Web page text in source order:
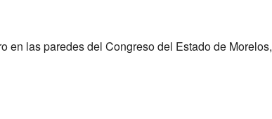
en las paredes del Congreso del Estado de Morelos,